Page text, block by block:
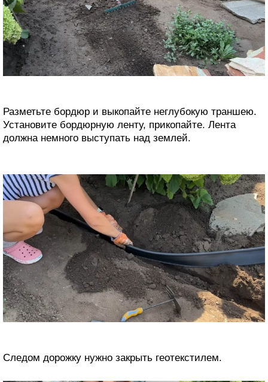
Разметьте бордюр и выкопайте неглубокую траншею.
Установите бордюрную ленту, прикопайте. Лента
должна немного выступать над землей.
Следом дорожку нужно закрыть геотекстилем.